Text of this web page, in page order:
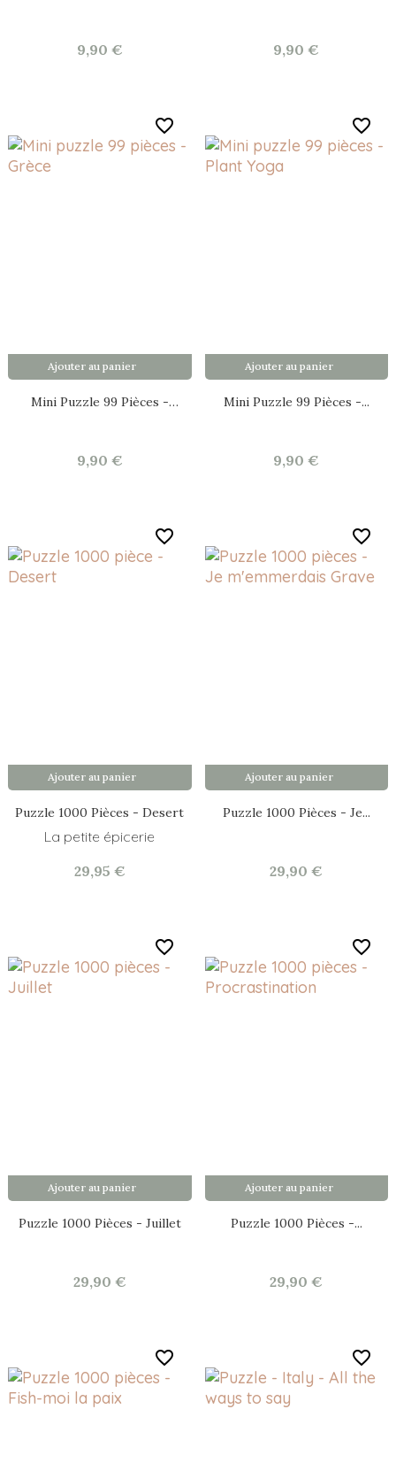
9,90 € 9,90 €
Mini Puzzle 99 Pièces -
9,90 €
Ajouter au panier
favorite_border
Mini Puzzle 99 Pièces -...
9,90 €
Ajouter au panier
favorite_border
Puzzle 1000 Pièces - Desert
La petite épicerie
29,95 €
Ajouter au panier
favorite_border
Puzzle 1000 Pièces - Je...
29,90 €
Ajouter au panier
favorite_border
Puzzle 1000 Pièces - Juillet
29,90 €
Ajouter au panier
favorite_border
Puzzle 1000 Pièces -...
29,90 €
Ajouter au panier
favorite_border
favorite_border favorite_border